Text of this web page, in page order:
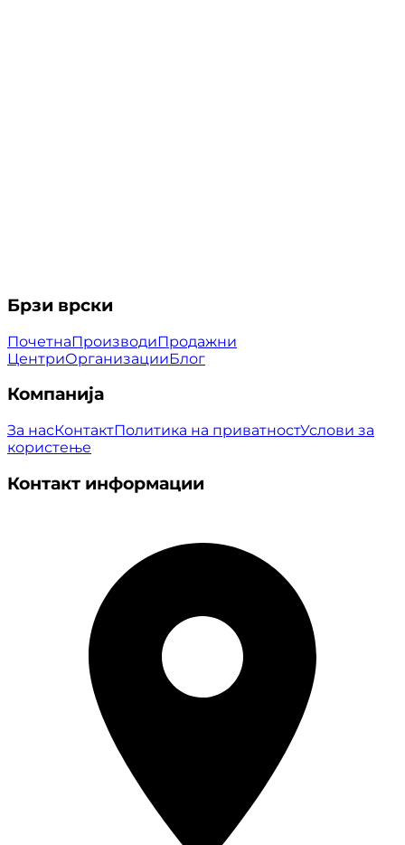
Брзи врски
ПочетнаПроизводиПродажни
ЦентриОрганизацииБлог
Компанија
За насКонтактПолитика на приватностУслови за
користење
Контакт информации